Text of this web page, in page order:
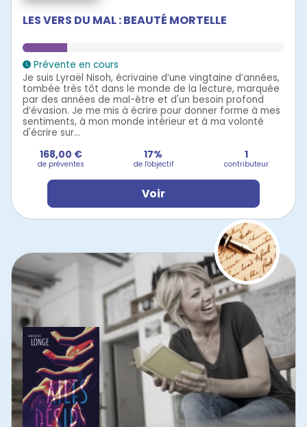
LES VERS DU MAL : BEAUTÉ MORTELLE
Prévente en cours
Je suis Lyraël Nisoh, écrivaine d’une vingtaine d’années,
tombée très tôt dans le monde de la lecture, marquée
par des années de mal-être et d'un besoin profond
d’évasion. Je me mis à écrire pour donner forme à mes
sentiments, à mon monde intérieur et à ma volonté
d'écrire sur...
168,00 €
de préventes
17%
de l'objectif
1
contributeur
Voir